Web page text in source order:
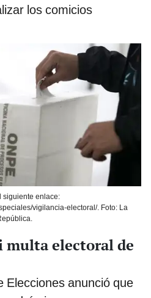
los comicios
siguiente enlace:
vigilancia-electoral/. Foto: La
multa electoral de
Elecciones anunció que